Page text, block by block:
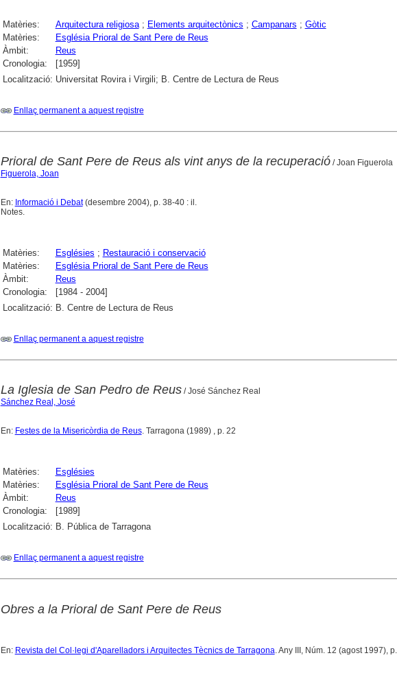
Matèries: Arquitectura religiosa; Elements arquitectònics ; Campanars ; Gòtic
Matèries:
Església Prioral de Sant Pere de Reus
Àmbit:
Reus
Cronologia:
[1959]
Localització: Universitat Rovira i Virgili; B. Centre de Lectura de Reus
Enllaç permanent a aquest registre
Prioral de Sant Pere de Reus als vint anys de la recuperació/ Joan Figuerola
Figuerola, Joan
En: Informació i Debat(desembre 2004), p. 38-40 : il.
Notes.
Matèries: Esglésies ; Restauració i conservació
Matèries:
Església Prioral de Sant Pere de Reus
Àmbit:
Reus
Cronologia:
[1984 - 2004]
Localització: B. Centre de Lectura de Reus
Enllaç permanent a aquest registre
La Iglesia de San Pedro de Reus/ José Sánchez Real
Sánchez Real, José
En: Festes de la Misericòrdia de Reus. Tarragona (1989) , p. 22
Matèries:
Esglésies
Matèries:
Església Prioral de Sant Pere de Reus
Àmbit:
Reus
Cronologia:
[1989]
Localització: B. Pública de Tarragona
Enllaç permanent a aquest registre
Obres a la Prioral de Sant Pere de Reus
En: Revista del Col·legi d'Aparelladors i Arquitectes Tècnics de Tarragona . Any III, Núm. 12 (agost 1997),